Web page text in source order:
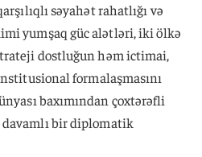
səyahət rahatlığı və
yumşaq güc alətləri, iki ölkə
dostluğun həm ictimai,
formalaşmasını
baxımından çoxtərəfli
davamlı bir diplomatik